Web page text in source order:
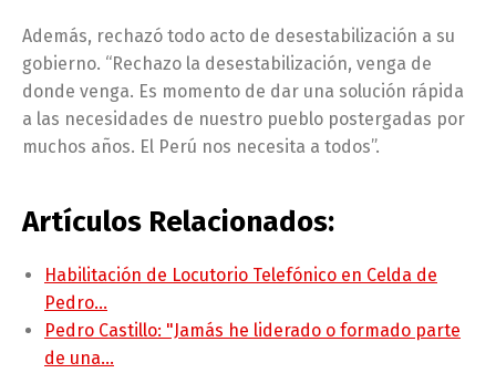
Además, rechazó todo acto de desestabilización a su
gobierno. “Rechazo la desestabilización, venga de
donde venga. Es momento de dar una solución rápida
a las necesidades de nuestro pueblo postergadas por
muchos años. El Perú nos necesita a todos”.
Artículos Relacionados:
Habilitación de Locutorio Telefónico en Celda de
Pedro…
Pedro Castillo: "Jamás he liderado o formado parte
de una…